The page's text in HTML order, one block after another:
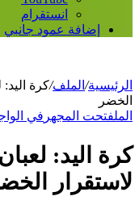
انستقرام
إضافة عمود جانبي
الرئيسية/ الملف/كرة
الخضر
الملفتحت المجهر في
كرة اليد:
لاستقرار